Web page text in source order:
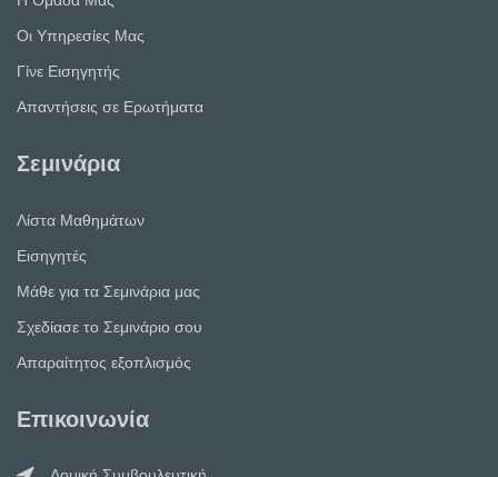
Οι Υπηρεσίες Μας
Γίνε Εισηγητής
Απαντήσεις σε Ερωτήματα
Σεμινάρια
Λίστα Μαθημάτων
Εισηγητές
Μάθε για τα Σεμινάρια μας
Σχεδίασε το Σεμινάριο σου
Απαραίτητος εξοπλισμός
Επικοινωνία